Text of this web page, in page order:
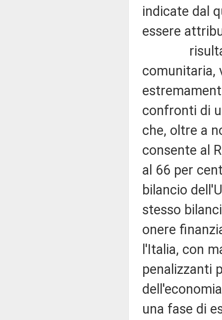
indicate dal
essere
risultano
comunitaria,
confronti di
che, oltre a
consente al
al 66 per
bilancio
stesso
onere
l'Italia, con
penalizzanti
una fase di